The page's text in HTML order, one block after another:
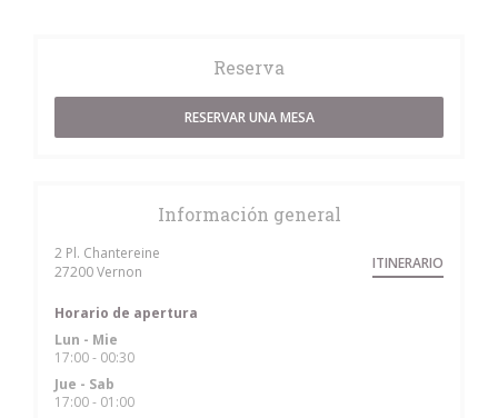
Reserva
RESERVAR UNA MESA
Información general
2 Pl. Chantereine
27200 Vernon
ITINERARIO
Horario de apertura
Lun - Mie
17:00 - 00:30
Jue - Sab
17:00 - 01:00